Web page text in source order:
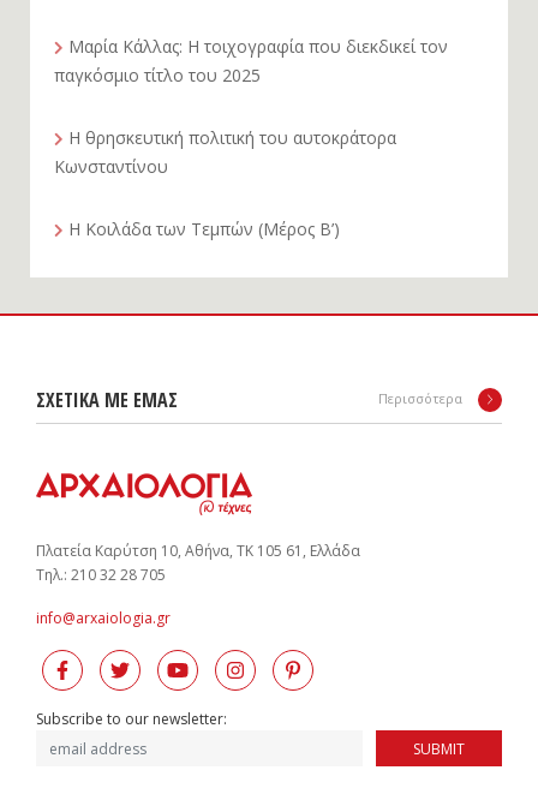
Μαρία Κάλλας: Η τοιχογραφία που διεκδικεί τον
παγκόσμιο τίτλο του 2025
Η θρησκευτική πολιτική του αυτοκράτορα
Κωνσταντίνου
Η Κοιλάδα των Τεμπών (Μέρος Β’)
ΣΧΕΤΙΚΑ ΜΕ ΕΜΑΣ Περισσότερα
Πλατεία Καρύτση 10, Αθήνα, ΤΚ 105 61, Ελλάδα
Tηλ.: 210 32 28 705
info@arxaiologia.gr
Subscribe to our newsletter:
SUBMIT